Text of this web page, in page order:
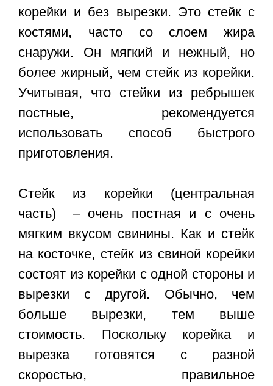
корейки и без вырезки. Это стейк с
костями, часто со слоем жира
снаружи. Он мягкий и нежный, но
более жирный, чем стейк из корейки.
Учитывая, что стейки из ребрышек
постные, рекомендуется
использовать способ быстрого
приготовления.
Стейк из корейки (центральная
часть) – очень постная и с очень
мягким вкусом свинины. Как и стейк
на косточке, стейк из свиной корейки
состоят из корейки с одной стороны и
вырезки с другой. Обычно, чем
больше вырезки, тем выше
стоимость. Поскольку корейка и
вырезка готовятся с разной
скоростью, правильное